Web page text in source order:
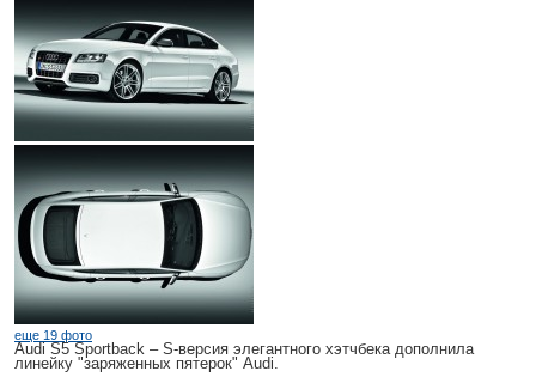
еще 19 фото
Audi S5 Sportback – S-версия элегантного хэтчбека дополнила
линейку "заряженных пятерок" Audi.